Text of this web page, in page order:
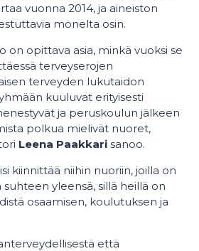
vuonna 2014, ja aineiston
monelta osin.
on opittava asia, minkä vuoksi se
terveyserojen
terveyden lukutaidon
kuuluvat erityisesti
ja peruskoulun jälkeen
polkua mielivät nuoret,
Leena Paakkari sanoo.
kiinnittää niihin nuoriin, joilla on
yleensä, sillä heillä on
osaamisen, koulutuksen ja
että